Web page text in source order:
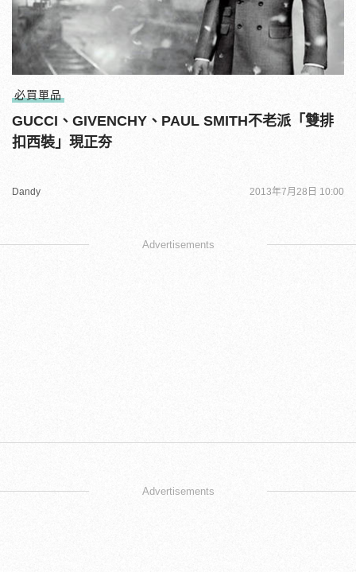
必買單品
GUCCI、GIVENCHY、PAUL SMITH不老派「雙排
扣西裝」現正夯
Dandy 2013年7月28日 10:00
Advertisements
Advertisements